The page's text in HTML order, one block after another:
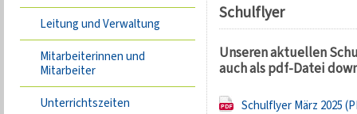
Leitung und Verwaltung
Mitarbeiterinnen und
Mitarbeiter
Unterrichtszeiten
Schulflyer
Unseren aktuellen
auch als pdf-Datei
Schulflyer März 2025